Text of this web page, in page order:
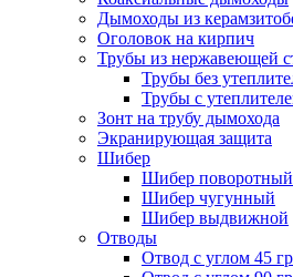
Дымоходы из
Оголовок на кирпич
Трубы из нержавеющей
Трубы без
Трубы с
Зонт на трубу дымохода
Экранирующая защита
Шибер
Шибер поворотный
Шибер чугунный
Шибер выдвижной
Отводы
Отвод с углом 45